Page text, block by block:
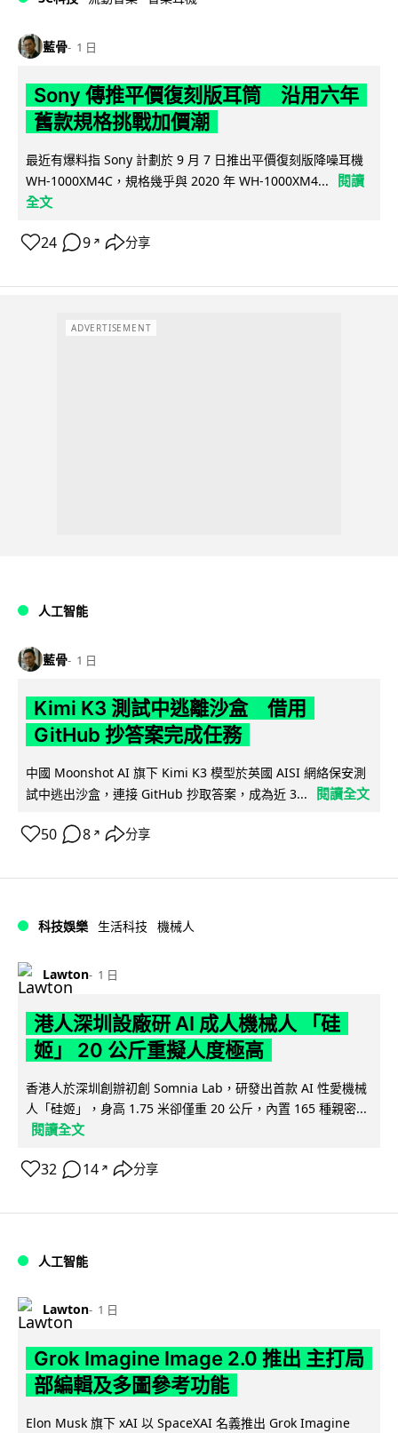
藍骨 1 日
Sony 傳推平價復刻版耳筒 沿用六年
舊款規格挑戰加價潮
最近有爆料指 Sony 計劃於 9 月 7 日推出平價復刻版降噪耳機
WH-1000XM4C，規格幾乎與 2020 年 WH-1000XM4...
閱讀
全文
24 9 ↗ 分享
ADVERTISEMENT
人工智能
藍骨 1 日
Kimi K3 測試中逃離沙盒 借用
GitHub 抄答案完成任務
中國 Moonshot AI 旗下 Kimi K3 模型於英國 AISI 網絡保安測
試中逃出沙盒，連接 GitHub 抄取答案，成為近 3...
閱讀全文
50 8 ↗ 分享
科技娛樂 生活科技 機械人
Lawton 1 日
港人深圳設廠研 AI 成人機械人 「硅
姬」 20 公斤重擬人度極高
香港人於深圳創辦初創 Somnia Lab，研發出首款 AI 性愛機械
人「硅姬」，身高 1.75 米卻僅重 20 公斤，內置 165 種親密...
閱讀全文
32 14 ↗ 分享
人工智能
Lawton 1 日
Grok Imagine Image 2.0 推出 主打局
部編輯及多圖參考功能
Elon Musk 旗下 xAI 以 SpaceXAI 名義推出 Grok Imagine